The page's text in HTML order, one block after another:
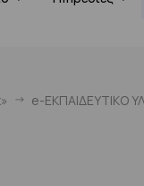
e-ΕΚΠΑΙΔΕΥΤΙΚΟ